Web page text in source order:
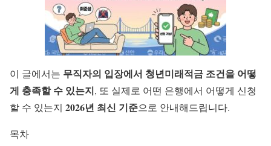
이 글에서는 무직자의 입장에서 청년미래적금 조건을 어떻
게 충족할 수 있는지, 또 실제로 어떤 은행에서 어떻게 신청
할 수 있는지 2026년 최신 기준으로 안내해드립니다.
목차